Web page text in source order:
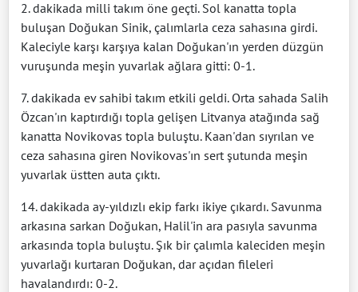
2. dakikada milli takım öne geçti. Sol kanatta topla
buluşan Doğukan Sinik, çalımlarla ceza sahasına girdi.
Kaleciyle karşı karşıya kalan Doğukan'ın yerden düzgün
vuruşunda meşin yuvarlak ağlara gitti: 0-1.
7. dakikada ev sahibi takım etkili geldi. Orta sahada Salih
Özcan'ın kaptırdığı topla gelişen Litvanya atağında sağ
kanatta Novikovas topla buluştu. Kaan'dan sıyrılan ve
ceza sahasına giren Novikovas'ın sert şutunda meşin
yuvarlak üstten auta çıktı.
14. dakikada ay-yıldızlı ekip farkı ikiye çıkardı. Savunma
arkasına sarkan Doğukan, Halil'in ara pasıyla savunma
arkasında topla buluştu. Şık bir çalımla kaleciden meşin
yuvarlağı kurtaran Doğukan, dar açıdan fileleri
havalandırdı: 0-2.